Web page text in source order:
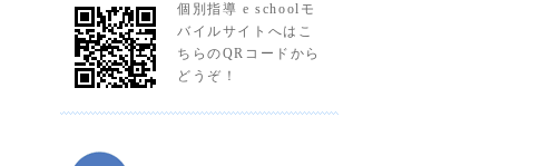
個別指導 e schoolモ
バイルサイトへはこ
ちらのQRコードから
どうぞ！